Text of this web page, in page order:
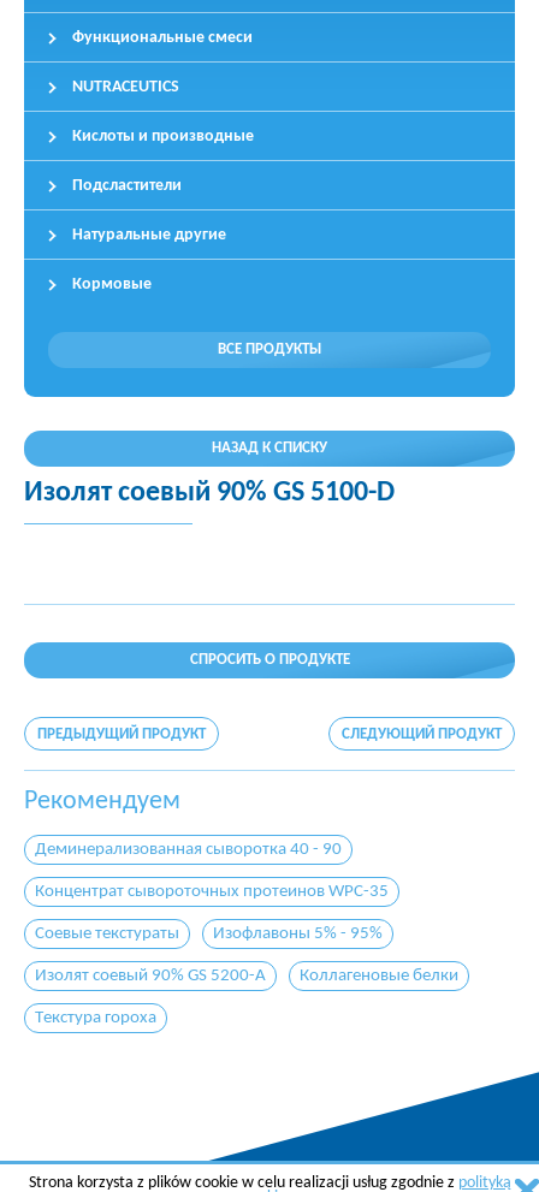
Функциональные смеси
NUTRACEUTICS
Кислоты и производные
Подсластители
Натуральные другие
Кормовые
ВСЕ ПРОДУКТЫ
НАЗАД К СПИСКУ
Изолят соевый 90% GS 5100-D
СПРОСИТЬ О ПРОДУКТЕ
ПРЕДЫДУЩИЙ ПРОДУКТ СЛЕДУЮЩИЙ ПРОДУКТ
Рекомендуем
Деминерализованная сыворотка 40 - 90
Концентрат сывороточных протеинов WPC-35
Соевые текстураты Изофлавоны 5% - 95%
Изолят соевый 90% GS 5200-A Коллагеновые белки
Tекстура гороха
Copyright © 2015 AGREMA Poland Sp. z o.o.
Strona korzysta z plików cookie w celu realizacji usług zgodnie z polityką